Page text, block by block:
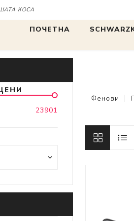
КОСА
ПОЧЕТНА
IGORA
Chroma ID
Фенови
23901